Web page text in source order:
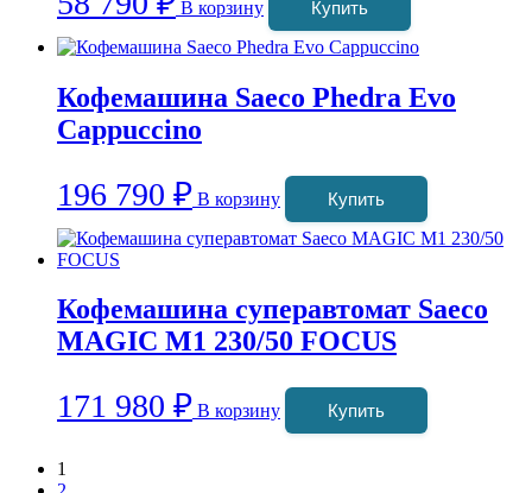
В корзину Купить
Кофемашина Saeco Phedra Evo
Cappuccino
196 790 ₽ В корзину Купить
Кофемашина суперавтомат Saeco
MAGIC M1 230/50 FOCUS
171 980 ₽ В корзину Купить
1